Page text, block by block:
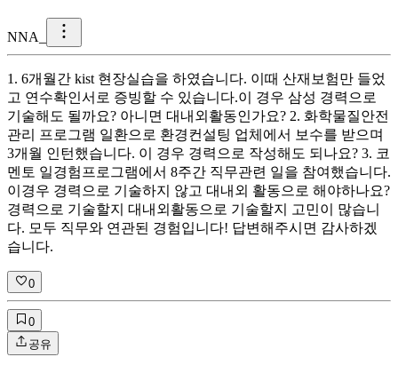
NNA_
1. 6개월간 kist 현장실습을 하였습니다. 이때 산재보험만 들었
고 연수확인서로 증빙할 수 있습니다.이 경우 삼성 경력으로
기술해도 될까요? 아니면 대내외활동인가요? 2. 화학물질안전
관리 프로그램 일환으로 환경컨설팅 업체에서 보수를 받으며
3개월 인턴했습니다. 이 경우 경력으로 작성해도 되나요? 3. 코
멘토 일경험프로그램에서 8주간 직무관련 일을 참여했습니다.
이경우 경력으로 기술하지 않고 대내외 활동으로 해야하나요?
경력으로 기술할지 대내외활동으로 기술할지 고민이 많습니
다. 모두 직무와 연관된 경험입니다! 답변해주시면 감사하겠
습니다.
0
0
공유